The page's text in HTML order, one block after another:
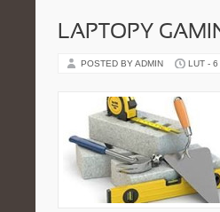
LAPTOPY
POSTED BY ADMIN LUT -